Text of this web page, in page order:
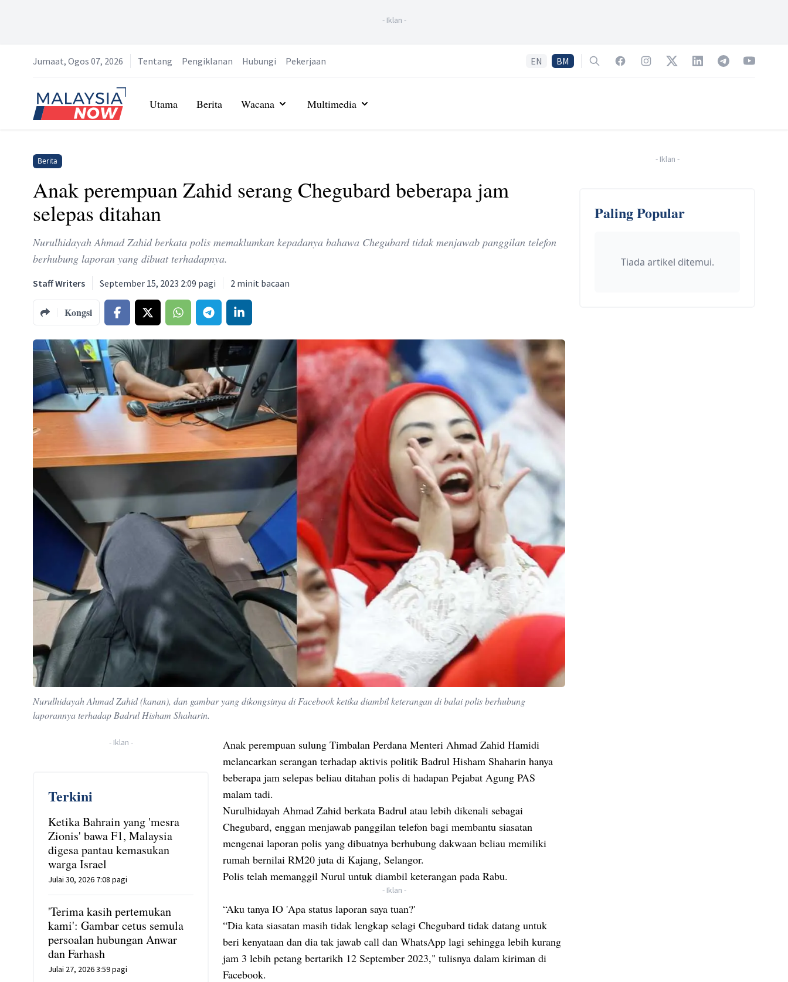
- Iklan -
Jumaat, Ogos 07, 2026 Tentang Pengiklanan Hubungi Pekerjaan EN BM SearchFacebookInstagramTwitterLinkedInTelegramYouTube
Home
Utama Berita Wacana Multimedia
Berita
Anak perempuan Zahid serang Chegubard beberapa jam
selepas ditahan
Nurulhidayah Ahmad Zahid berkata polis memaklumkan kepadanya bahawa Chegubard tidak menjawab panggilan telefon
berhubung laporan yang dibuat terhadapnya.
Staff Writers September 15, 2023 2:09 pagi 2 minit bacaan
Kongsi
Nurulhidayah Ahmad Zahid (kanan), dan gambar yang dikongsinya di Facebook ketika diambil keterangan di balai polis berhubung
laporannya terhadap Badrul Hisham Shaharin.
- Iklan -
Terkini
Ketika Bahrain yang 'mesra
Zionis' bawa F1, Malaysia
digesa pantau kemasukan
warga Israel
Julai 30, 2026 7:08 pagi
'Terima kasih pertemukan
kami': Gambar cetus semula
persoalan hubungan Anwar
dan Farhash
Julai 27, 2026 3:59 pagi
Anak perempuan sulung Timbalan Perdana Menteri Ahmad Zahid Hamidi
melancarkan serangan terhadap aktivis politik Badrul Hisham Shaharin hanya
beberapa jam selepas beliau ditahan polis di hadapan Pejabat Agung PAS
malam tadi.
Nurulhidayah Ahmad Zahid berkata Badrul atau lebih dikenali sebagai
Chegubard, enggan menjawab panggilan telefon bagi membantu siasatan
mengenai laporan polis yang dibuatnya berhubung dakwaan beliau memiliki
rumah bernilai RM20 juta di Kajang, Selangor.
Polis telah memanggil Nurul untuk diambil keterangan pada Rabu.
- Iklan -
“Aku tanya IO 'Apa status laporan saya tuan?'
“Dia kata siasatan masih tidak lengkap selagi Chegubard tidak datang untuk
beri kenyataan dan dia tak jawab call dan WhatsApp lagi sehingga lebih kurang
jam 3 lebih petang bertarikh 12 September 2023," tulisnya dalam kiriman di
Facebook.
- Iklan -
Paling Popular
Tiada artikel ditemui.